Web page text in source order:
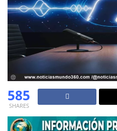
585
SHARES